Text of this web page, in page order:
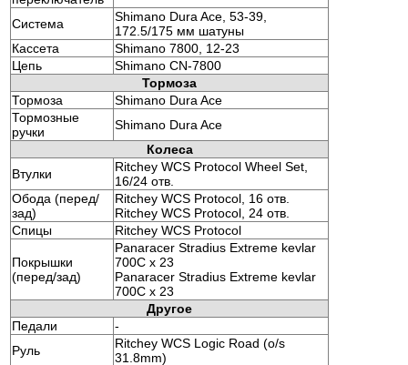
Система
Shimano Dura Ace, 53-39,
172.5/175 мм шатуны
Кассета
Shimano 7800, 12-23
Цепь
Shimano CN-7800
Тормоза
Тормоза
Shimano Dura Ace
Тормозные
ручки
Shimano Dura Ace
Колеса
Втулки
Ritchey WCS Protocol Wheel Set,
16/24 отв.
Обода (перед/
зад)
Ritchey WCS Protocol, 16 отв.
Ritchey WCS Protocol, 24 отв.
Спицы
Ritchey WCS Protocol
Покрышки
(перед/зад)
Panaracer Stradius Extreme kevlar
700C x 23
Panaracer Stradius Extreme kevlar
700C x 23
Другое
Педали
-
Руль
Ritchey WCS Logic Road (o/s
31.8mm)